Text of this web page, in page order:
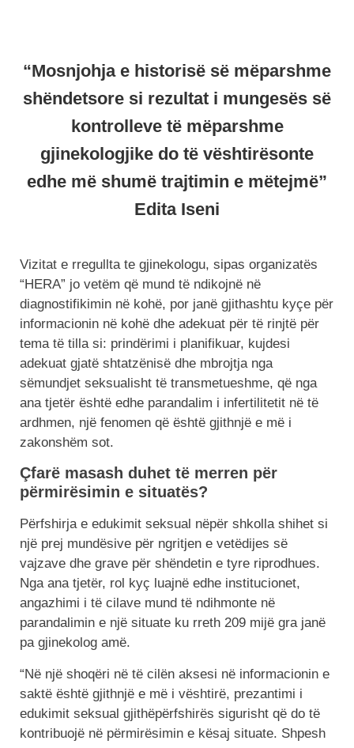
“Mosnjohja e historisë së mëparshme
shëndetsore si rezultat i mungesës së
kontrolleve të mëparshme
gjinekologjike do të vështirësonte
edhe më shumë trajtimin e mëtejmë”
Edita Iseni
Vizitat e rregullta te gjinekologu, sipas organizatës
“HERA” jo vetëm që mund të ndikojnë në
diagnostifikimin në kohë, por janë gjithashtu kyçe për
informacionin në kohë dhe adekuat për të rinjtë për
tema të tilla si: prindërimi i planifikuar, kujdesi
adekuat gjatë shtatzënisë dhe mbrojtja nga
sëmundjet seksualisht të transmetueshme, që nga
ana tjetër është edhe parandalim i infertilitetit në të
ardhmen, një fenomen që është gjithnjë e më i
zakonshëm sot.
Çfarë masash duhet të merren për
përmirësimin e situatës?
Përfshirja e edukimit seksual nëpër shkolla shihet si
një prej mundësive për ngritjen e vetëdijes së
vajzave dhe grave për shëndetin e tyre riprodhues.
Nga ana tjetër, rol kyç luajnë edhe institucionet,
angazhimi i të cilave mund të ndihmonte në
parandalimin e një situate ku rreth 209 mijë gra janë
pa gjinekolog amë.
“Në një shoqëri në të cilën aksesi në informacionin e
saktë është gjithnjë e më i vështirë, prezantimi i
edukimit seksual gjithëpërfshirës sigurisht që do të
kontribuojë në përmirësimin e kësaj situate. Shpesh